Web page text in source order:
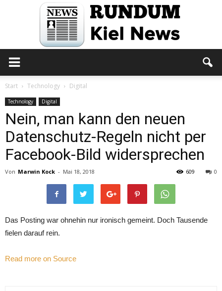
Kiel
News
Start Technology Digital
Technology Digital
Nein, man kann den neuen
Datenschutz-Regeln nicht per
Facebook-Bild widersprechen
Von Marwin Kock - Mai 18, 2018 0
609
Das Posting war ohnehin nur ironisch gemeint. Doch Tausende
fielen darauf rein.
Read more on Source